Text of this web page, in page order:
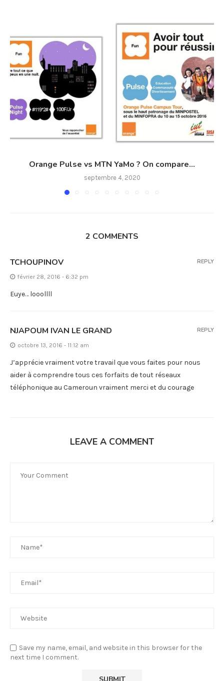
Orange Pulse vs MTN YaMo ? On compare...
septembre 4, 2020
2 COMMENTS
TCHOUPINOV
février 28, 2016 - 6:32 pm
Euye… looollll
REPLY
NJAPOUM IVAN LE GRAND
octobre 13, 2016 - 11:12 am
J’apprécie vraiment votre travail que vous faites pour nous
aider à comprendre tous ces forfaits de tout réseaux
téléphonique au Cameroun vraiment merci et du courage
REPLY
LEAVE A COMMENT
Save my name, email, and website in this browser for the
next time I comment.